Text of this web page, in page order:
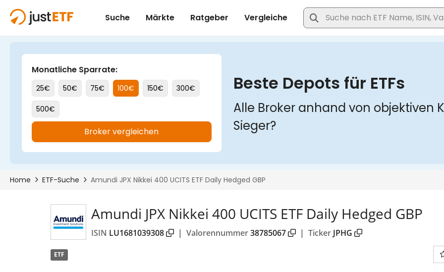
Amundi JPX Nikkei 400 UCITS ETF Daily Hedged GBP
ISIN LU1681039308 | Valorennummer38785067 | Ticker JPHG
ETF